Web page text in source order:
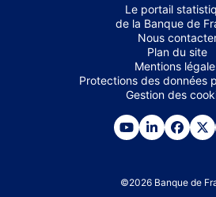
Le portail
de la Banque de
Nous
Plan du site
Mentions
Protections des données
Gestion des
©2026 Banque de